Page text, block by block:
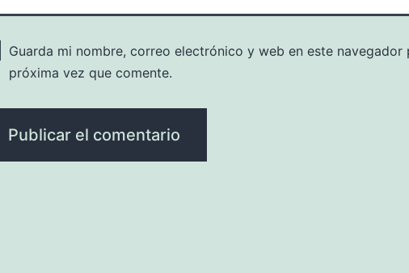
Guarda mi nombre, correo electrónico y web en este navegador
próxima vez que comente.